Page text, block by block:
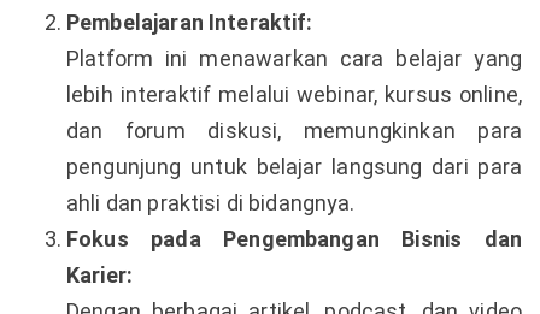
Pembelajaran Interaktif:
Platform ini menawarkan cara belajar yang
lebih interaktif melalui webinar, kursus online,
dan forum diskusi, memungkinkan para
pengunjung untuk belajar langsung dari para
ahli dan praktisi di bidangnya.
Fokus pada Pengembangan Bisnis dan
Karier: